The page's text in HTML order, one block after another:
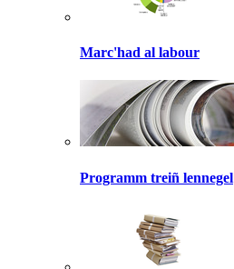
Marc'had al labour
Programm treiñ lennegel